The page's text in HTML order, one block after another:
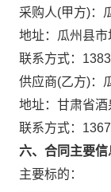
采购人(甲方)：
地址：瓜州县
联系方式：
供应商(乙方)：
地址：甘肃省
联系方式：
六、合同主要信
主要标的：